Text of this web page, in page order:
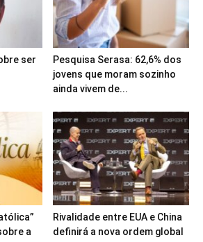
ser
Pesquisa Serasa: 62,6% dos
jovens que moram sozinho
ainda vivem de...
a
Rivalidade entre EUA e China
definirá a nova ordem global